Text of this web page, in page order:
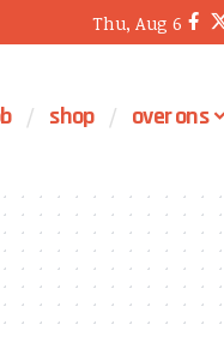
Thu, Aug 6
shop over ons